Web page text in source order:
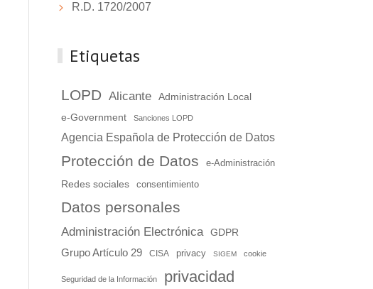
R.D. 1720/2007
Etiquetas
LOPD Alicante
Administración Local
e-Government
Sanciones LOPD
Agencia Española de Protección de Datos
Protección de Datos e-Administración
Redes sociales consentimiento
Datos personales
Administración Electrónica GDPR
Grupo Artículo 29 CISA privacy SIGEM cookie
Seguridad de la Información privacidad